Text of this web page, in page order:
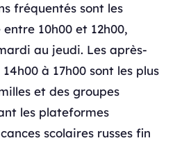
fréquentés sont les
10h00 et 12h00,
au jeudi. Les après-
à 17h00 sont les plus
et des groupes
les plateformes
scolaires russes fin